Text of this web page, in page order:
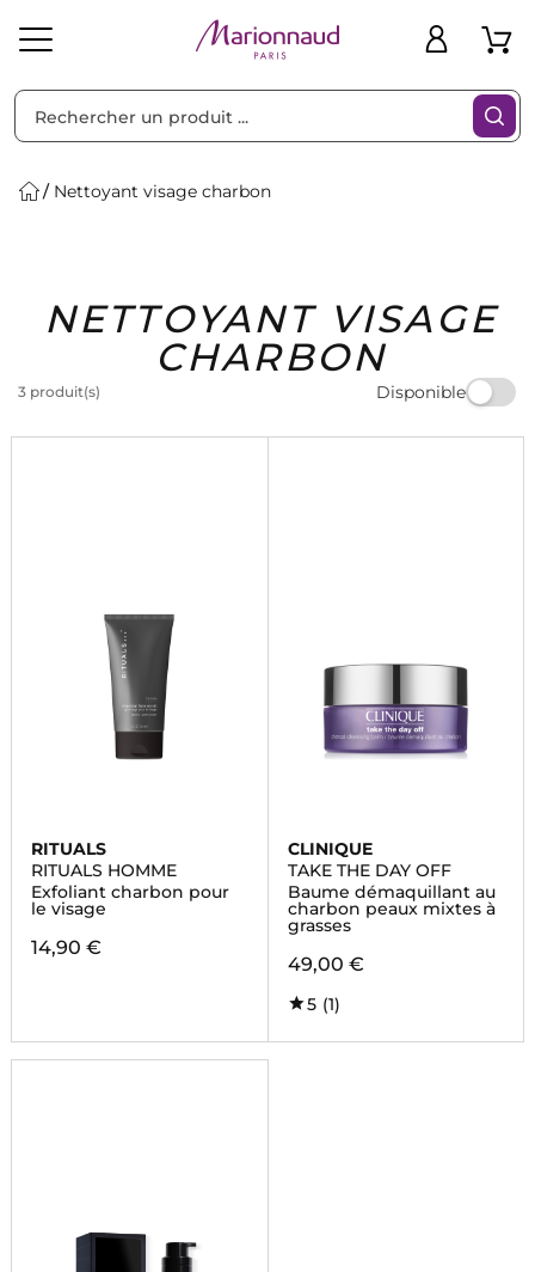
Solaire Homme Marques Idées
Cadeaux
Bons
Plans
Nettoyant visage charbon
NETTOYANT VISAGE
CHARBON
3 produit(s) Disponible
Filtres
RITUALS
RITUALS HOMME
Exfoliant charbon pour
le visage
14,90 €
CLINIQUE
TAKE THE DAY OFF
Baume démaquillant au
charbon peaux mixtes à
grasses
49,00 €
5 (1)